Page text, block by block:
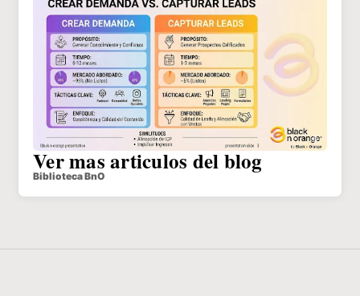
Ver mas articulos del blog
Biblioteca BnO